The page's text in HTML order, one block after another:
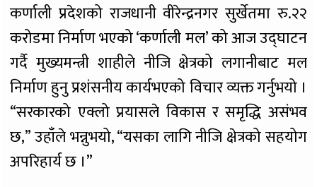
कर्णाली प्रदेशको राजधानी वीरेन्द्रनगर सुर्खेतमा रु.२२
करोडमा निर्माण भएको ‘कर्णाली मल’ को आज उद्घाटन
गर्दै मुख्यमन्त्री शाहीले नीजि क्षेत्रको लगानीबाट मल
निर्माण हुनु प्रशंसनीय कार्यभएको विचार व्यक्त गर्नुभयो ।
“सरकारको एक्लो प्रयासले विकास र समृद्धि असंभव
छ,” उहाँले भन्नुभयो, “यसका लागि नीजि क्षेत्रको सहयोग
अपरिहार्य छ ।”